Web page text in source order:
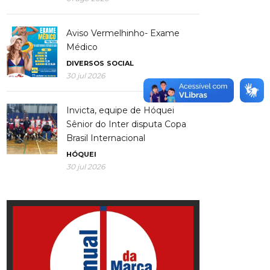
Aviso Vermelhinho- Exame
Médico
DIVERSOS SOCIAL
30 jul 2026
Invicta, equipe de Hóquei
Sênior do Inter disputa Copa
Brasil Internacional
HÓQUEI
30 jul 2026